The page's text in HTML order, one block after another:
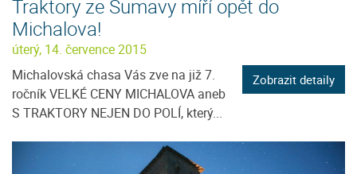
Traktory ze Šumavy míří opět do
Michalova!
úterý, 14. července 2015
Michalovská chasa Vás zve na již 7.
ročník VELKÉ CENY MICHALOVA aneb
S TRAKTORY NEJEN DO POLÍ, který...
Zobrazit detaily